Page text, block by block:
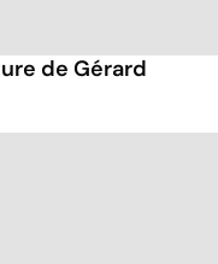
de Gérard